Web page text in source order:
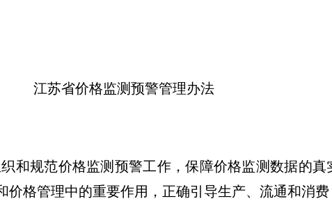
预警管理办法
规范价格监测预警工作，保障价格监测数据的真
价格管理中的重要作用，正确引导生产、流通和消